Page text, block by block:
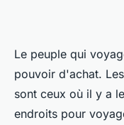
Le peuple qui
pouvoir d'achat.
sont ceux où il y a
endroits pour